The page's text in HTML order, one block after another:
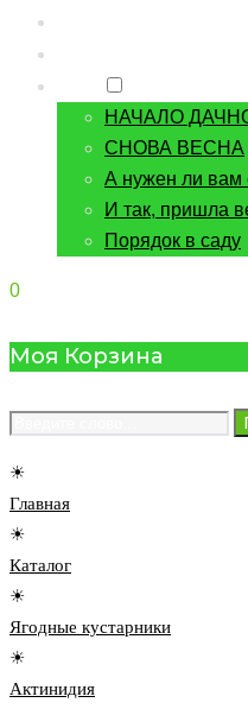
НАЧАЛО
СНОВА ВЕСНА
А нужен ли вам
И так, пришла
Порядок в саду
0
Моя Корзина
☀
Главная
☀
Каталог
☀
Ягодные кустарники
☀
Актинидия